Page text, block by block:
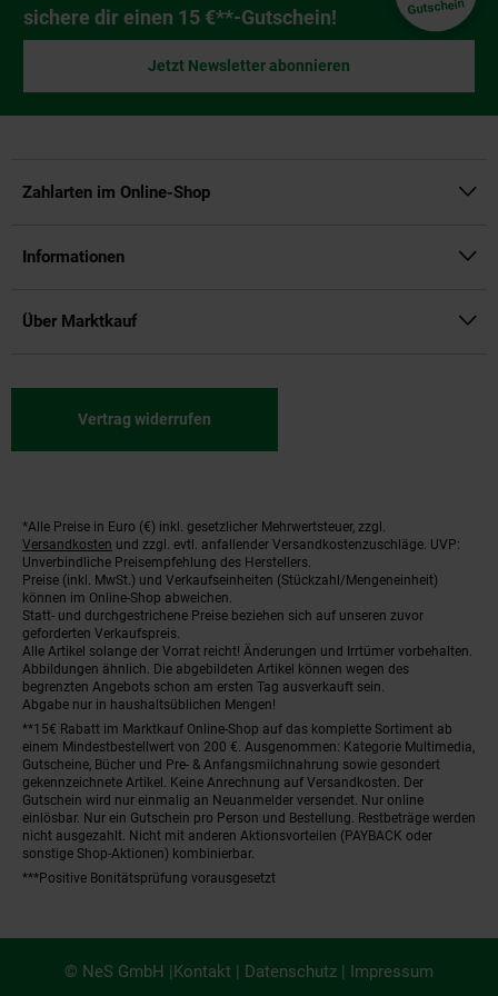
sichere dir einen 15 €**-Gutschein!
Gutschein
Jetzt Newsletter abonnieren
Zahlarten im Online-Shop
Informationen
Über Marktkauf
Vertrag widerrufen
Fußnoten
*Alle Preise in Euro (€) inkl. gesetzlicher Mehrwertsteuer, zzgl.
Versandkosten und zzgl. evtl. anfallender Versandkostenzuschläge. UVP:
Unverbindliche Preisempfehlung des Herstellers.
Preise (inkl. MwSt.) und Verkaufseinheiten (Stückzahl/Mengeneinheit)
können im Online-Shop abweichen.
Statt- und durchgestrichene Preise beziehen sich auf unseren zuvor
geforderten Verkaufspreis.
Alle Artikel solange der Vorrat reicht! Änderungen und Irrtümer vorbehalten.
Abbildungen ähnlich. Die abgebildeten Artikel können wegen des
begrenzten Angebots schon am ersten Tag ausverkauft sein.
Abgabe nur in haushaltsüblichen Mengen!
**15€ Rabatt im Marktkauf Online-Shop auf das komplette Sortiment ab
einem Mindestbestellwert von 200 €. Ausgenommen: Kategorie Multimedia,
Gutscheine, Bücher und Pre- & Anfangsmilchnahrung sowie gesondert
gekennzeichnete Artikel. Keine Anrechnung auf Versandkosten. Der
Gutschein wird nur einmalig an Neuanmelder versendet. Nur online
einlösbar. Nur ein Gutschein pro Person und Bestellung. Restbeträge werden
nicht ausgezahlt. Nicht mit anderen Aktionsvorteilen (PAYBACK oder
sonstige Shop-Aktionen) kombinierbar.
***Positive Bonitätsprüfung vorausgesetzt
© NeS GmbH |Kontakt | Datenschutz | Impressum